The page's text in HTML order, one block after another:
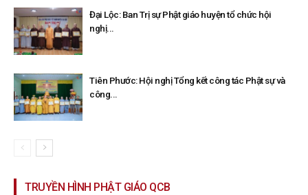
Đại Lộc: Ban Trị sự Phật giáo huyện tổ chức hội
nghị...
Tiên Phước: Hội nghị Tổng kết công tác Phật sự và
công...
TRUYỀN HÌNH PHẬT GIÁO QCB